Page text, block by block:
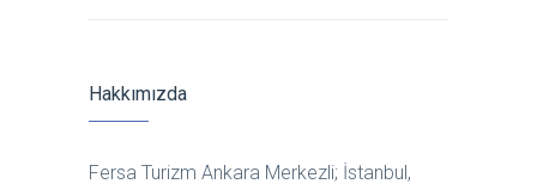
Hakkımızda
Fersa Turizm Ankara Merkezli; İstanbul,